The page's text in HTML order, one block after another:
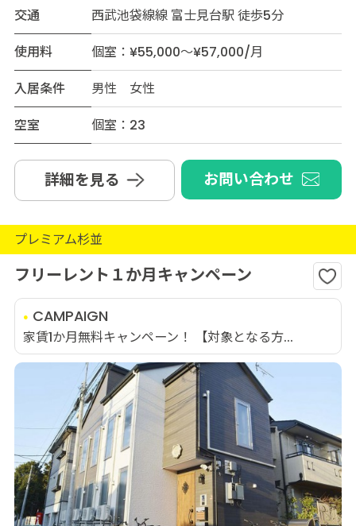
交通
西武池袋線線 富士見台駅 徒歩5分
使用料
個室：¥55,000～¥57,000/月
入居条件
男性 女性
空室
個室：23
詳細を見る お問い合わせ
プレミアム杉並
フリーレント１か月キャンペーン
CAMPAIGN
家賃1か月無料キャンペーン！ 【対象となる方...